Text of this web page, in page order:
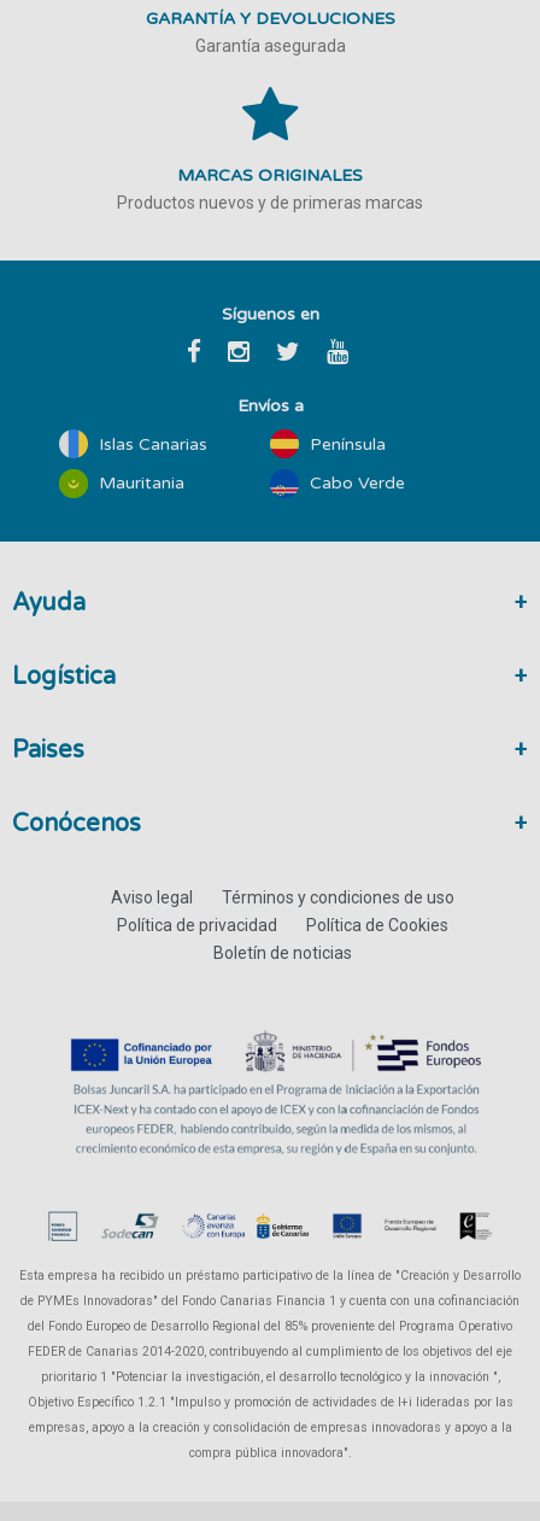
GARANTÍA Y DEVOLUCIONES
Garantía asegurada
MARCAS ORIGINALES
Productos nuevos y de primeras marcas
Síguenos en
Envíos a
Islas Canarias
Península
Mauritania
Cabo Verde
Ayuda
Logística
Paises
Conócenos
Aviso legal
Términos y condiciones de uso
Política de privacidad
Política de Cookies
Boletín de noticias
Esta empresa ha recibido un préstamo participativo de la línea de "Creación y Desarrollo
de PYMEs Innovadoras" del Fondo Canarias Financia 1 y cuenta con una cofinanciación
del Fondo Europeo de Desarrollo Regional del 85% proveniente del Programa Operativo
FEDER de Canarias 2014-2020, contribuyendo al cumplimiento de los objetivos del eje
prioritario 1 "Potenciar la investigación, el desarrollo tecnológico y la innovación ",
Objetivo Específico 1.2.1 "Impulso y promoción de actividades de I+i lideradas por las
empresas, apoyo a la creación y consolidación de empresas innovadoras y apoyo a la
compra pública innovadora".